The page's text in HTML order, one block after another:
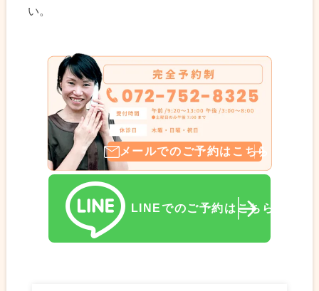
い。
メールでのご予約はこちら
LINEでのご予約はこちら